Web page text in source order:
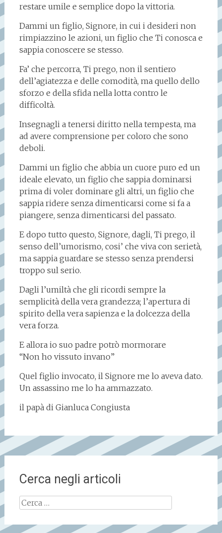
restare umile e semplice dopo la vittoria.
Dammi un figlio, Signore, in cui i desideri non
rimpiazzino le azioni, un figlio che Ti conosca e
sappia conoscere se stesso.
Fa’ che percorra, Ti prego, non il sentiero
dell’agiatezza e delle comodità, ma quello dello
sforzo e della sfida nella lotta contro le
difficoltà.
Insegnagli a tenersi diritto nella tempesta, ma
ad avere comprensione per coloro che sono
deboli.
Dammi un figlio che abbia un cuore puro ed un
ideale elevato, un figlio che sappia dominarsi
prima di voler dominare gli altri, un figlio che
sappia ridere senza dimenticarsi come si fa a
piangere, senza dimenticarsi del passato.
E dopo tutto questo, Signore, dagli, Ti prego, il
senso dell’umorismo, cosi’ che viva con serietà,
ma sappia guardare se stesso senza prendersi
troppo sul serio.
Dagli l’umiltà che gli ricordi sempre la
semplicità della vera grandezza; l’apertura di
spirito della vera sapienza e la dolcezza della
vera forza.
E allora io suo padre potrò mormorare
“Non ho vissuto invano”
Quel figlio invocato, il Signore me lo aveva dato.
Un assassino me lo ha ammazzato.
il papà di Gianluca Congiusta
Cerca negli articoli
Ricerca